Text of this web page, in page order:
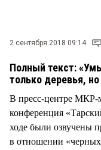
2 сентября 2018 09:14
Полный текст:
только деревья,
В пресс-центре МКР-
конференция
ходе были озвучены
в отношении